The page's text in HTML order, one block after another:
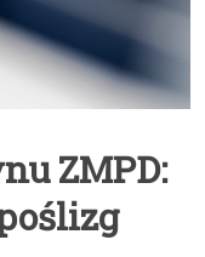
ZMPD: